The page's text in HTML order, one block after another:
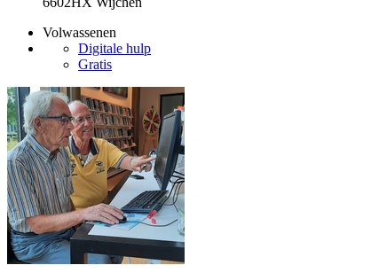
Volwassenen
Digitale hulp
Gratis